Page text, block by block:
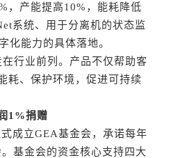
，产能提高10%，能耗降低
系统、用于分离机的状态监
化能力的具体落地。
行业前列。产品不仅帮助客
耗、保护环境，促进可持续
1%捐赠
立GEA基金会，承诺每年
基金会的资金核心支持四大